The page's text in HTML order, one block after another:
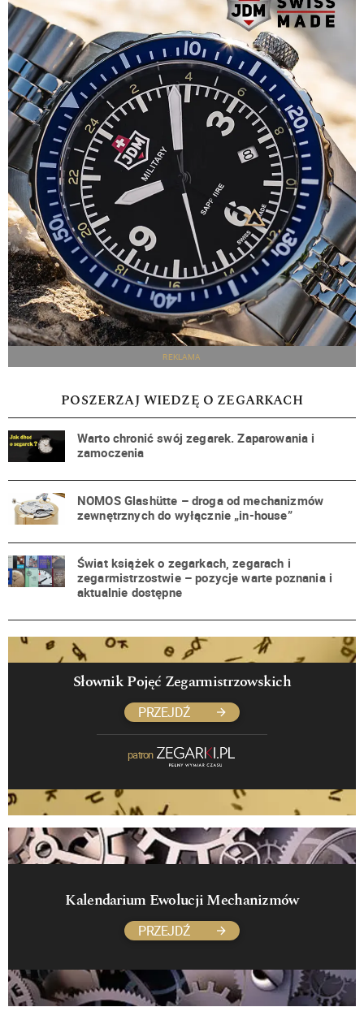
REKLAMA
POSZERZAJ WIEDZĘ O ZEGARKACH
Warto chronić swój zegarek. Zaparowania i
zamoczenia
NOMOS Glashütte – droga od mechanizmów
zewnętrznych do wyłącznie „in-house”
Świat książek o zegarkach, zegarach i
zegarmistrzostwie – pozycje warte poznania i
aktualnie dostępne
Słownik Pojęć Zegarmistrzowskich
PRZEJDŹ
patron
Kalendarium Ewolucji Mechanizmów
PRZEJDŹ